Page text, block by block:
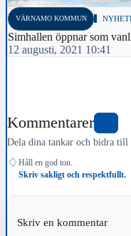
VÄRNAMO KOMMUN
Simhallen öppnar som
12 augusti, 2021 10:41
Kommentarer
Dela dina tankar och bidra till
♢ Håll en god ton.
Skriv sakligt och respektfullt.
Skriv en kommentar